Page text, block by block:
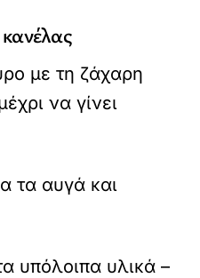
με τη ζάχαρη
να γίνει
τα αυγά και
υπόλοιπα υλικά –